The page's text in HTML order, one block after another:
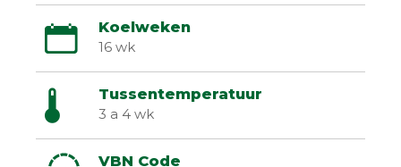
Koelweken
16 wk
Tussentemperatuur
3 a 4 wk
VBN Code